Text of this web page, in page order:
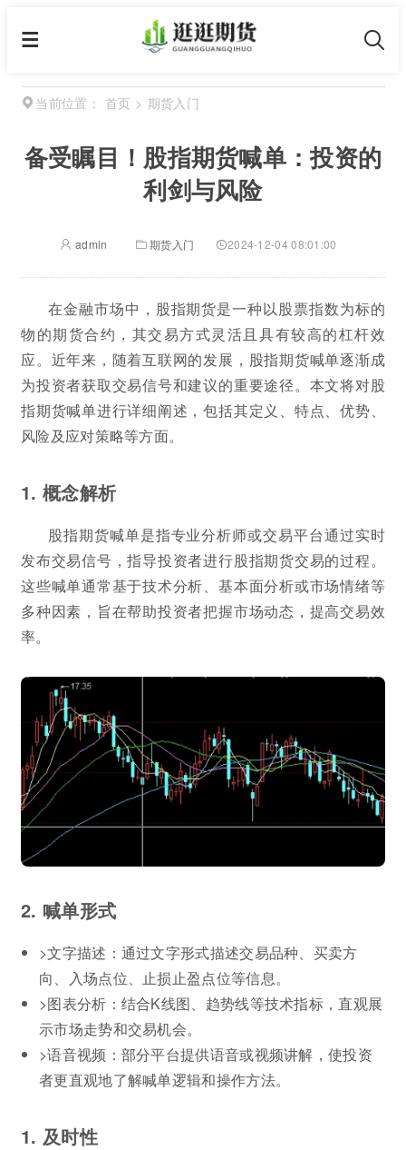
当前位置： 首页 > 期货入门
备受瞩目！股指期货喊单：投资的
利剑与风险
admin 期货入门 2024-12-04 08:01:00
在金融市场中，股指期货是一种以股票指数为标的
物的期货合约，其交易方式灵活且具有较高的杠杆效
应。近年来，随着互联网的发展，股指期货喊单逐渐成
为投资者获取交易信号和建议的重要途径。本文将对股
指期货喊单进行详细阐述，包括其定义、特点、优势、
风险及应对策略等方面。
1. 概念解析
股指期货喊单是指专业分析师或交易平台通过实时
发布交易信号，指导投资者进行股指期货交易的过程。
这些喊单通常基于技术分析、基本面分析或市场情绪等
多种因素，旨在帮助投资者把握市场动态，提高交易效
率。
2. 喊单形式
>文字描述：通过文字形式描述交易品种、买卖方
向、入场点位、止损止盈点位等信息。
>图表分析：结合K线图、趋势线等技术指标，直观展
示市场走势和交易机会。
>语音视频：部分平台提供语音或视频讲解，使投资
者更直观地了解喊单逻辑和操作方法。
1. 及时性